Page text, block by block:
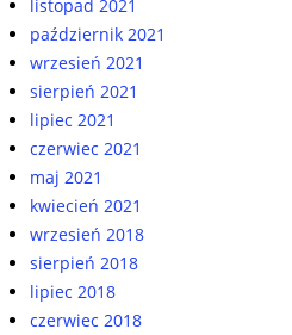
listopad 2021
październik 2021
wrzesień 2021
sierpień 2021
lipiec 2021
czerwiec 2021
maj 2021
kwiecień 2021
wrzesień 2018
sierpień 2018
lipiec 2018
czerwiec 2018